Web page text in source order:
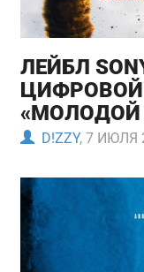
ЛЕЙБЛ
D!ZZY, 7 ИЮЛЯ